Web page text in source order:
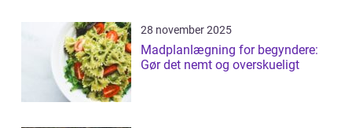
28 november 2025
Madplanlægning for begyndere:
Gør det nemt og overskueligt